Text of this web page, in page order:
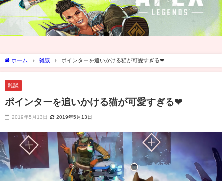
ホーム 雑談 ポインターを追いかける猫が可愛すぎる❤
雑談
ポインターを追いかける猫が可愛すぎる❤
2019年5月13日 2019年5月13日